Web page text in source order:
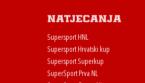
Natjecanja
Supersport HNL
Supersport Hrvatski kup
Supersport Superkup
SuperSport Prva NL